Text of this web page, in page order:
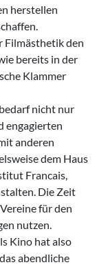
herstellen
Filmästhetik den
bereits in der
Klammer
nicht nur
engagierten
ande­ren
dem Haus
Francais,
Die Zeit
für den
nutzen.
Kino hat also
abendliche